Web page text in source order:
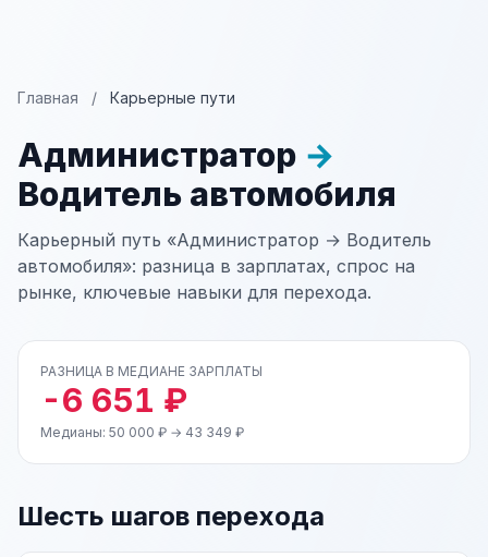
Главная / Карьерные пути
Администратор →
Водитель автомобиля
Карьерный путь «Администратор → Водитель
автомобиля»: разница в зарплатах, спрос на
рынке, ключевые навыки для перехода.
РАЗНИЦА В МЕДИАНЕ ЗАРПЛАТЫ
-6 651 ₽
Медианы: 50 000 ₽ → 43 349 ₽
Шесть шагов перехода